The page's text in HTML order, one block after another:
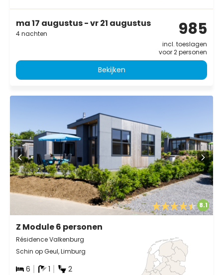
ma 17 augustus - vr 21 augustus
4 nachten 985
incl. toeslagen
voor 2 personen
Bekijken
8.1
Z Module 6 personen
Résidence Valkenburg
Schin op Geul, Limburg
6 1 2